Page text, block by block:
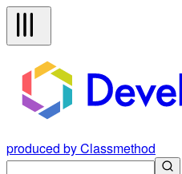
produced by Classmethod